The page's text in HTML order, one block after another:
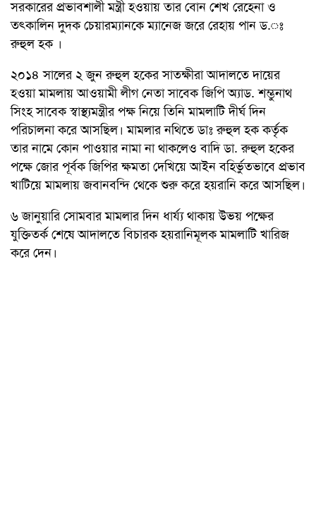
সরকারের প্রভাবশালী মন্ত্রী হওয়ায় তার বোন শেখ রেহেনা ও
তৎকালিন দুদক চেয়ারম্যানকে ম্যানেজ জরে রেহায় পান ড.ঃ
রুহুল হক ।
২০১৪ সালের ২ জুন রুহুল হকের সাতক্ষীরা আদালতে দায়ের
হওয়া মামলায় আওয়ামী লীগ নেতা সাবেক জিপি অ্যাড. শম্ভুনাথ
সিংহ সাবেক স্বাস্থ্যমন্ত্রীর পক্ষ নিয়ে তিনি মামলাটি দীর্ঘ দিন
পরিচালনা করে আসছিল। মামলার নথিতে ডাঃ রুহুল হক কর্তৃক
তার নামে কোন পাওয়ার নামা না থাকলেও বাদি ডা. রুহুল হকের
পক্ষে জোর পূর্বক জিপির ক্ষমতা দেখিয়ে আইন বহির্ভুতভাবে প্রভাব
খাটিয়ে মামলায় জবানবন্দি থেকে শুরু করে হয়রানি করে আসছিল।
৬ জানুয়ারি সোমবার মামলার দিন ধার্য্য থাকায় উভয় পক্ষের
যুক্তিতর্ক শেষে আদালতে বিচারক হয়রানিমূলক মামলাটি খারিজ
করে দেন।